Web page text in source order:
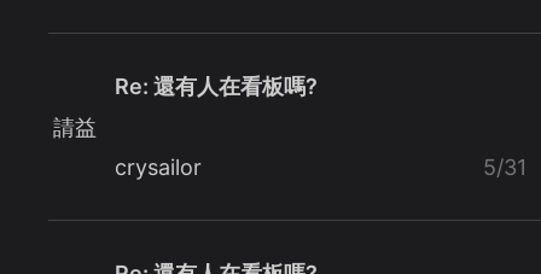
請益
Re: 還有人在看板嗎?
crysailor 5/31